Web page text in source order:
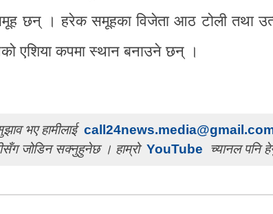
छन् । हरेक समूहका विजेता आठ टोली तथा
एशिया कपमा स्थान बनाउने छन् ।
भए हामीलाई
जोडिन सक्नुहुनेछ । हाम्रो YouTube च्यानल पनि